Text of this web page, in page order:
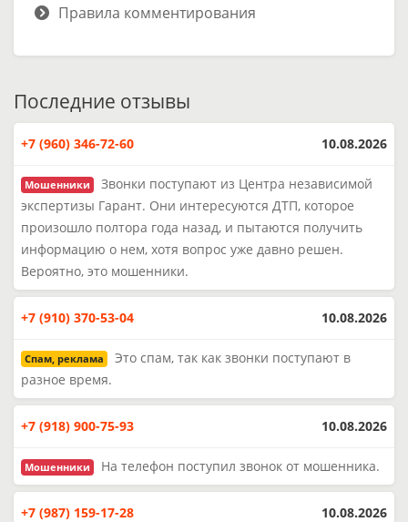
Правила комментирования
Последние отзывы
+7 (960) 346-72-60 10.08.2026
Мошенники
Звонки поступают из Центра независимой
экспертизы Гарант. Они интересуются ДТП, которое
произошло полтора года назад, и пытаются получить
информацию о нем, хотя вопрос уже давно решен.
Вероятно, это мошенники.
+7 (910) 370-53-04 10.08.2026
Спам, реклама
Это спам, так как звонки поступают в
разное время.
+7 (918) 900-75-93 10.08.2026
Мошенники На телефон поступил звонок от мошенника.
+7 (987) 159-17-28 10.08.2026